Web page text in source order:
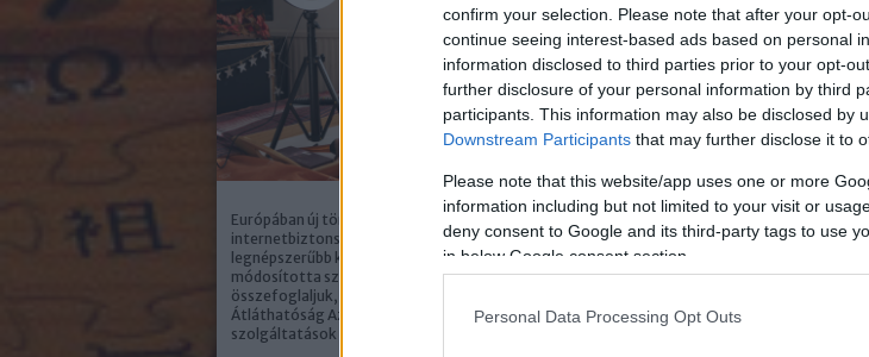
confirm your selection. Please note that after your opt-
continue seeing interest-based ads based on personal
information disclosed to third parties prior to your opt-
further disclosure of your personal information by third
participants. This information may also be disclosed by
Downstream Participants that may further disclose it to
Please note that this website/app uses one or more
information including but not limited to your visit or
deny consent to Google and its third-party tags to use
in below Google consent section.
Personal Data Processing Opt Outs
Az adatvezérelt közösségi média
jelentőségét nem lehet túlbecsülni!
marketingesek számára. A
folyamatosan fejlődik – vagy inkább
Európában új törvényeket vezettek be az
internetbiztonság terén, ami miatt az egyik
legnépszerűbb közösségi felület, a TikTok is
módosította szabályzatát. Most cikkünkben
összefoglaljuk, mit is érintenek a változások.
Átláthatóság Az egyik törvény a digitális
szolgáltatások átláthatóságára és…